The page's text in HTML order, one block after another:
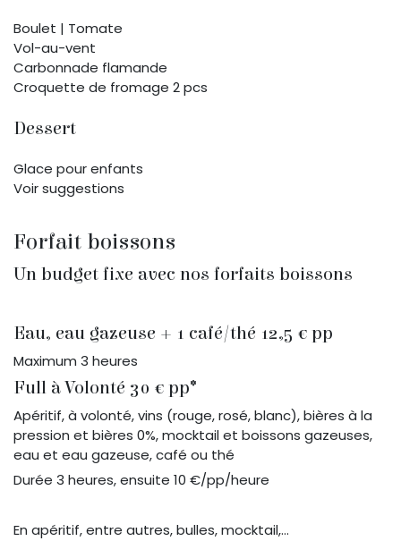
Boulet | Tomate
Vol-au-vent
Carbonnade flamande
Croquette de fromage 2 pcs
Dessert
Glace pour enfants
Voir suggestions
Forfait boissons
Un budget fixe avec nos forfaits boissons
Eau, eau gazeuse + 1 café/thé 12,5 € pp
Maximum 3 heures
Full à Volonté 30 € pp*
Apéritif, à volonté, vins (rouge, rosé, blanc), bières à la
pression et bières 0%, mocktail et boissons gazeuses,
eau et eau gazeuse, café ou thé
Durée 3 heures, ensuite 10 €/pp/heure
En apéritif, entre autres, bulles, mocktail,...